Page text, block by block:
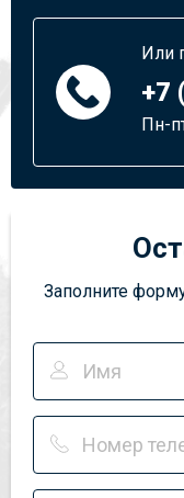
Или
+7
Пн-
Заполните